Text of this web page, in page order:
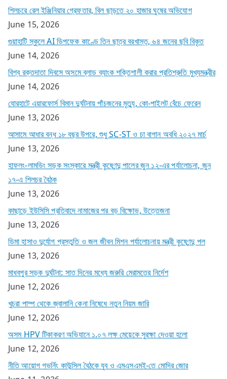
শিলচরে রেল ইঞ্জিনিয়ার গ্রেফতার, বিল ছাড়তে ২০ হাজার ঘুষের অভিযোগ
June 15, 2026
গুয়াহাটি স্কুলে AI ডিপফেক কাণ্ডে তিন ছাত্র বরখাস্ত, ৬৪ জনের ছবি বিকৃত
June 14, 2026
বিশ্ব রক্তদাতা দিবসে অসমে ব্লাড ব্যাংক শক্তিশালী করার প্রতিশ্রুতি মুখ্যমন্ত্রীর
June 14, 2026
যোরহাটে এয়ারফোর্স বিমান দুর্ঘটনায় পাঁচজনের মৃত্যু, কো-পাইলট বেঁচে ফেরেন
June 13, 2026
আসামে আধার বন্ধ ১৮ বছর উপরে, শুধু SC-ST ও চা বাগান অবধি ২০২৭ মার্চ
June 13, 2026
হাফলং-লামডিং সড়ক সংস্কারে মন্ত্রী কৃষ্ণেন্দু পালের জুন ১২-এর পর্যালোচনা, জুন
১৭-এ শিলচর বৈঠক
June 13, 2026
কাছাড়ে ইউসিসি প্রতিবাদে নামাজের পর বড় বিক্ষোভ, উত্তেজনা
June 13, 2026
ডিমা হাসাও দুর্যোগ প্রস্তুতি ও জল জীবন মিশন পর্যালোচনায় মন্ত্রী কৃষ্ণেন্দু পল
June 13, 2026
মাধবপুর সড়ক দুর্ঘটনা: সাত দিনের মধ্যে জরুরি মেরামতের নির্দেশ
June 12, 2026
খুচরা পাম্প থেকে জ্বালানি কেনা নিষেধে নতুন নিয়ম জারি
June 12, 2026
অসম HPV টিকাকরণ অভিযানে ১.০৭ লক্ষ মেয়েকে সুরক্ষা দেওয়া হলো
June 12, 2026
নীতি আয়োগ গভর্নিং কাউন্সিল বৈঠকে যুব ও এমএসএমই-তে মোদির জোর